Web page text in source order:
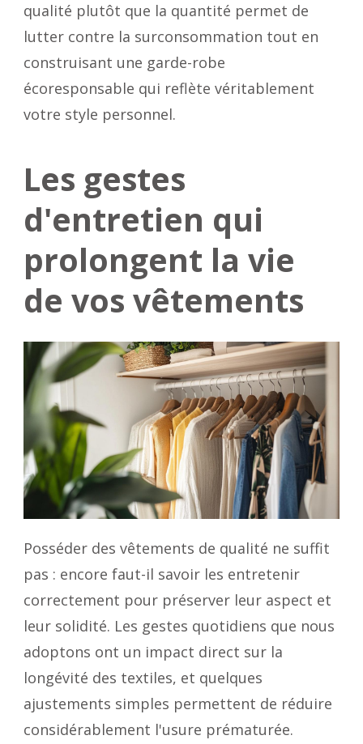
qualité plutôt que la quantité permet de
lutter contre la surconsommation tout en
construisant une garde-robe
écoresponsable qui reflète véritablement
votre style personnel.
Les gestes
d'entretien qui
prolongent la vie
de vos vêtements
Posséder des vêtements de qualité ne suffit
pas : encore faut-il savoir les entretenir
correctement pour préserver leur aspect et
leur solidité. Les gestes quotidiens que nous
adoptons ont un impact direct sur la
longévité des textiles, et quelques
ajustements simples permettent de réduire
considérablement l'usure prématurée.